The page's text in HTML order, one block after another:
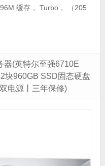
缓存， Turbo， （205
器(英特尔至强6710E
块960GB SSD固态硬盘
电源丨三年保修)